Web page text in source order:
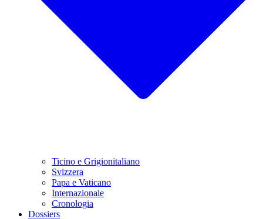
Ticino e Grigionitaliano
Svizzera
Papa e Vaticano
Internazionale
Cronologia
Dossiers